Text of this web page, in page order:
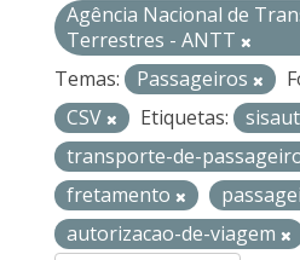
Agência Nacional de
Terrestres - ANTT
Temas:
Passageiros
CSV
Etiquetas:
transporte-de-
fretamento
autorizacao-de-viagem